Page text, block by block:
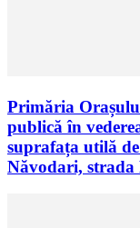
Primăria
publică în
suprafața utilă
Năvodari,